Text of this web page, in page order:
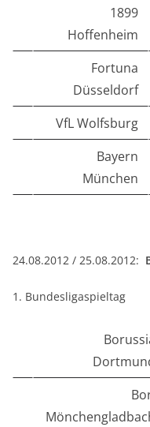
1899
Hoffenheim
Fortuna
Düsseldorf
VfL Wolfsburg
Bayern
München
24.08.2012 / 25.08.2012:
1. Bundesligaspieltag